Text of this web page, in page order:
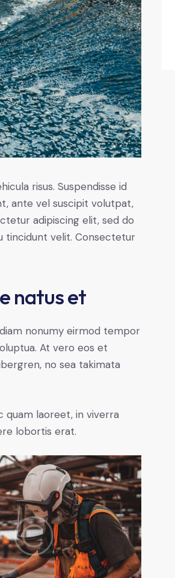
risus. Suspendisse id
ante vel suscipit volutpat,
adipiscing elit, sed do
tincidunt velit. Consectetur
natus et
nonumy eirmod tempor
At vero eos et
no sea takimata
quam laoreet, in viverra
lobortis erat.